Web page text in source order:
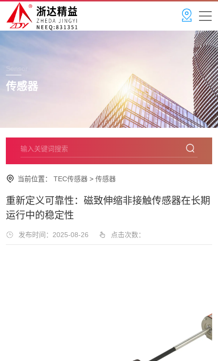
Sensor
传感器
当前位置： TEC传感器 > 传感器
重新定义可靠性：磁致伸缩非接触传感器在长期
运行中的稳定性
发布时间：2025-08-26 点击次数：